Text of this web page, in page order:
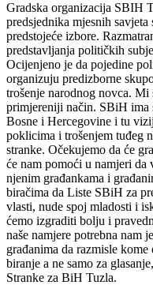
Gradska organizacija SBIH
predsjednika mjesnih
predstojeće izbore.
predstavljanja političkih
Ocijenjeno je da pojedine
organizuju predizborne
trošenje narodnog novca.
primjereniji način. SBiH ima
Bosne i Hercegovine i tu
poklicima i trošenjem tuđeg
stranke. Očekujemo da će
će nam pomoći u namjeri
njenim građankama i
biračima da Liste SBiH za
vlasti, nude spoj mladosti i
ćemo izgraditi bolju i
naše namjere potrebna nam
građanima da razmisle
biranje a ne samo za
Stranke za BiH Tuzla.